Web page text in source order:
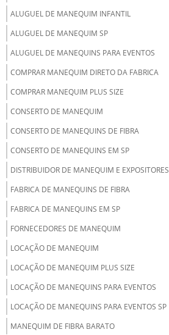
ALUGUEL DE MANEQUIM INFANTIL
ALUGUEL DE MANEQUIM SP
ALUGUEL DE MANEQUINS PARA EVENTOS
COMPRAR MANEQUIM DIRETO DA FABRICA
COMPRAR MANEQUIM PLUS SIZE
CONSERTO DE MANEQUIM
CONSERTO DE MANEQUINS DE FIBRA
CONSERTO DE MANEQUINS EM SP
DISTRIBUIDOR DE MANEQUIM E EXPOSITORES
FABRICA DE MANEQUINS DE FIBRA
FABRICA DE MANEQUINS EM SP
FORNECEDORES DE MANEQUIM
LOCAÇÃO DE MANEQUIM
LOCAÇÃO DE MANEQUIM PLUS SIZE
LOCAÇÃO DE MANEQUINS PARA EVENTOS
LOCAÇÃO DE MANEQUINS PARA EVENTOS SP
MANEQUIM DE FIBRA BARATO